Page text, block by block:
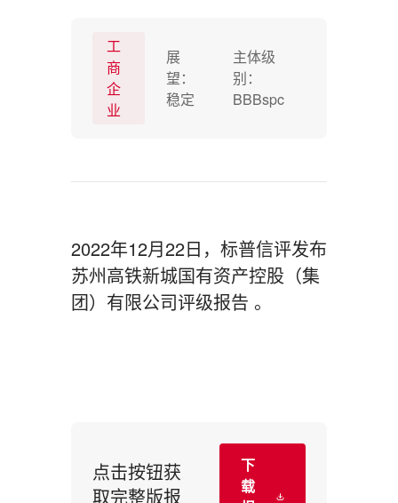
工
商
企
业
展
望：
稳定
主体级
别：
BBBspc
2022年12月22日，标普信评发布
苏州高铁新城国有资产控股（集
团）有限公司评级报告 。
点击按钮获
取完整版报
下
载